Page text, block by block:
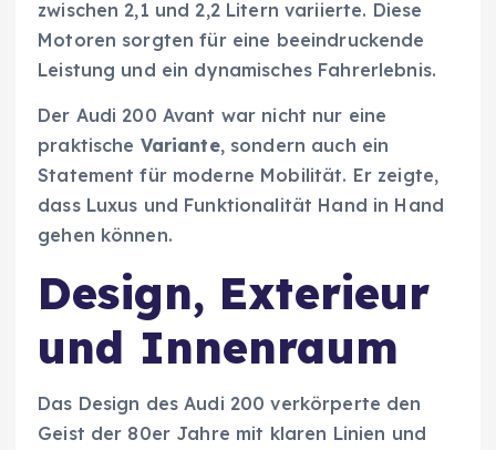
zwischen 2,1 und 2,2 Litern variierte. Diese
Motoren sorgten für eine beeindruckende
Leistung und ein dynamisches Fahrerlebnis.
Der Audi 200 Avant war nicht nur eine
praktische Variante, sondern auch ein
Statement für moderne Mobilität. Er zeigte,
dass Luxus und Funktionalität Hand in Hand
gehen können.
Design, Exterieur
und Innenraum
Das Design des Audi 200 verkörperte den
Geist der 80er Jahre mit klaren Linien und